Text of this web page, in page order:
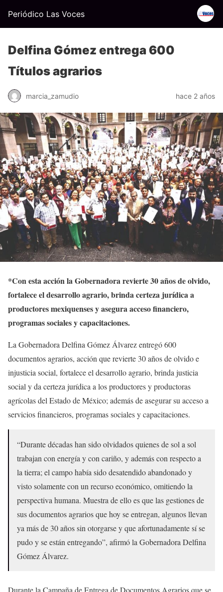
Periódico Las Voces
Delfina Gómez entrega 600
Títulos agrarios
marcia_zamudio hace 2 años
*Con esta acción la Gobernadora revierte 30 años de olvido,
fortalece el desarrollo agrario, brinda certeza jurídica a
productores mexiquenses y asegura acceso financiero,
programas sociales y capacitaciones.
La Gobernadora Delfina Gómez Álvarez entregó 600
documentos agrarios, acción que revierte 30 años de olvido e
injusticia social, fortalece el desarrollo agrario, brinda justicia
social y da certeza jurídica a los productores y productoras
agrícolas del Estado de México; además de asegurar su acceso a
servicios financieros, programas sociales y capacitaciones.
“Durante décadas han sido olvidados quienes de sol a sol
trabajan con energía y con cariño, y además con respecto a
la tierra; el campo había sido desatendido abandonado y
visto solamente con un recurso económico, omitiendo la
perspectiva humana. Muestra de ello es que las gestiones de
sus documentos agrarios que hoy se entregan, algunos llevan
ya más de 30 años sin otorgarse y que afortunadamente sí se
pudo y se están entregando”, afirmó la Gobernadora Delfina
Gómez Álvarez.
Durante la Campaña de Entrega de Documentos Agrarios que se